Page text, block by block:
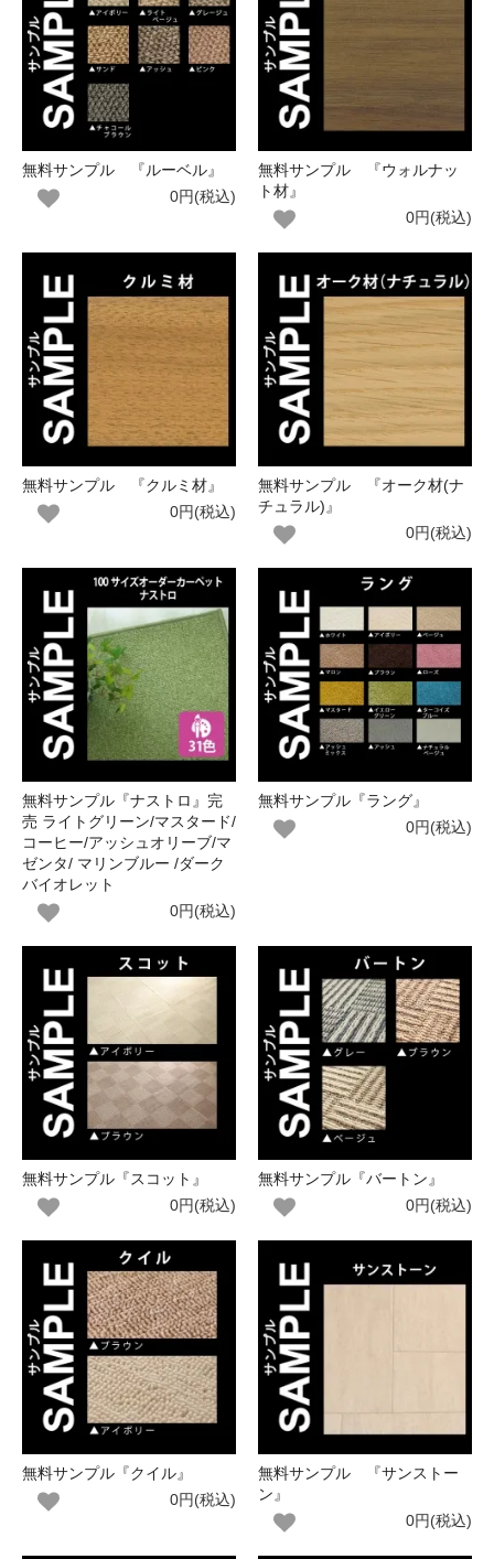
無料サンプル 『ルーベル』
0円(税込)
無料サンプル 『ウォルナッ
ト材』
0円(税込)
無料サンプル 『クルミ材』
0円(税込)
無料サンプル 『オーク材(ナ
チュラル)』
0円(税込)
無料サンプル『ナストロ』完
売 ライトグリーン/マスタード/
コーヒー/アッシュオリーブ/マ
ゼンタ/ マリンブルー /ダーク
バイオレット
0円(税込)
無料サンプル『ラング』
0円(税込)
無料サンプル『スコット』
0円(税込)
無料サンプル『バートン』
0円(税込)
無料サンプル『クイル』
0円(税込)
無料サンプル 『サンストー
ン』
0円(税込)